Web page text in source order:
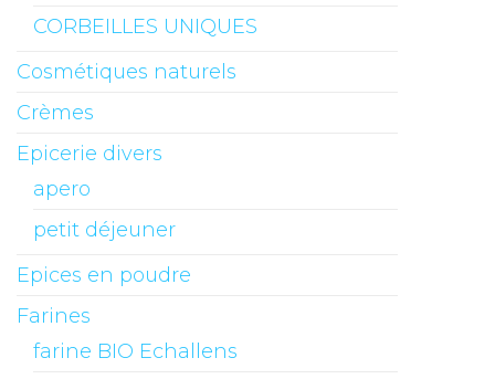
CORBEILLES UNIQUES
Cosmétiques naturels
Crèmes
Epicerie divers
apero
petit déjeuner
Epices en poudre
Farines
farine BIO Echallens